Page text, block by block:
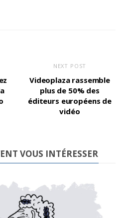
NEXT POST
Videoplaza rassemble
plus de 50% des
éditeurs européens de
vidéo
VOUS INTÉRESSER